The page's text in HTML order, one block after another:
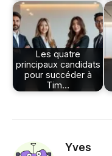
Les quatre
principaux candidats
pour succéder à
Tim…
Yves